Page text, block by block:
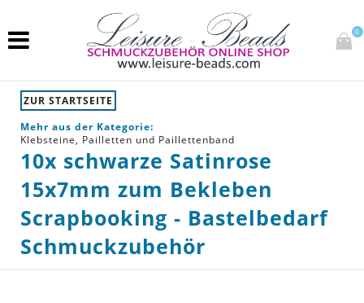
0
ZUR STARTSEITE
Mehr aus der Kategorie:
Klebsteine, Pailletten und Paillettenband
10x schwarze Satinrose
15x7mm zum Bekleben
Scrapbooking - Bastelbedarf
Schmuckzubehör